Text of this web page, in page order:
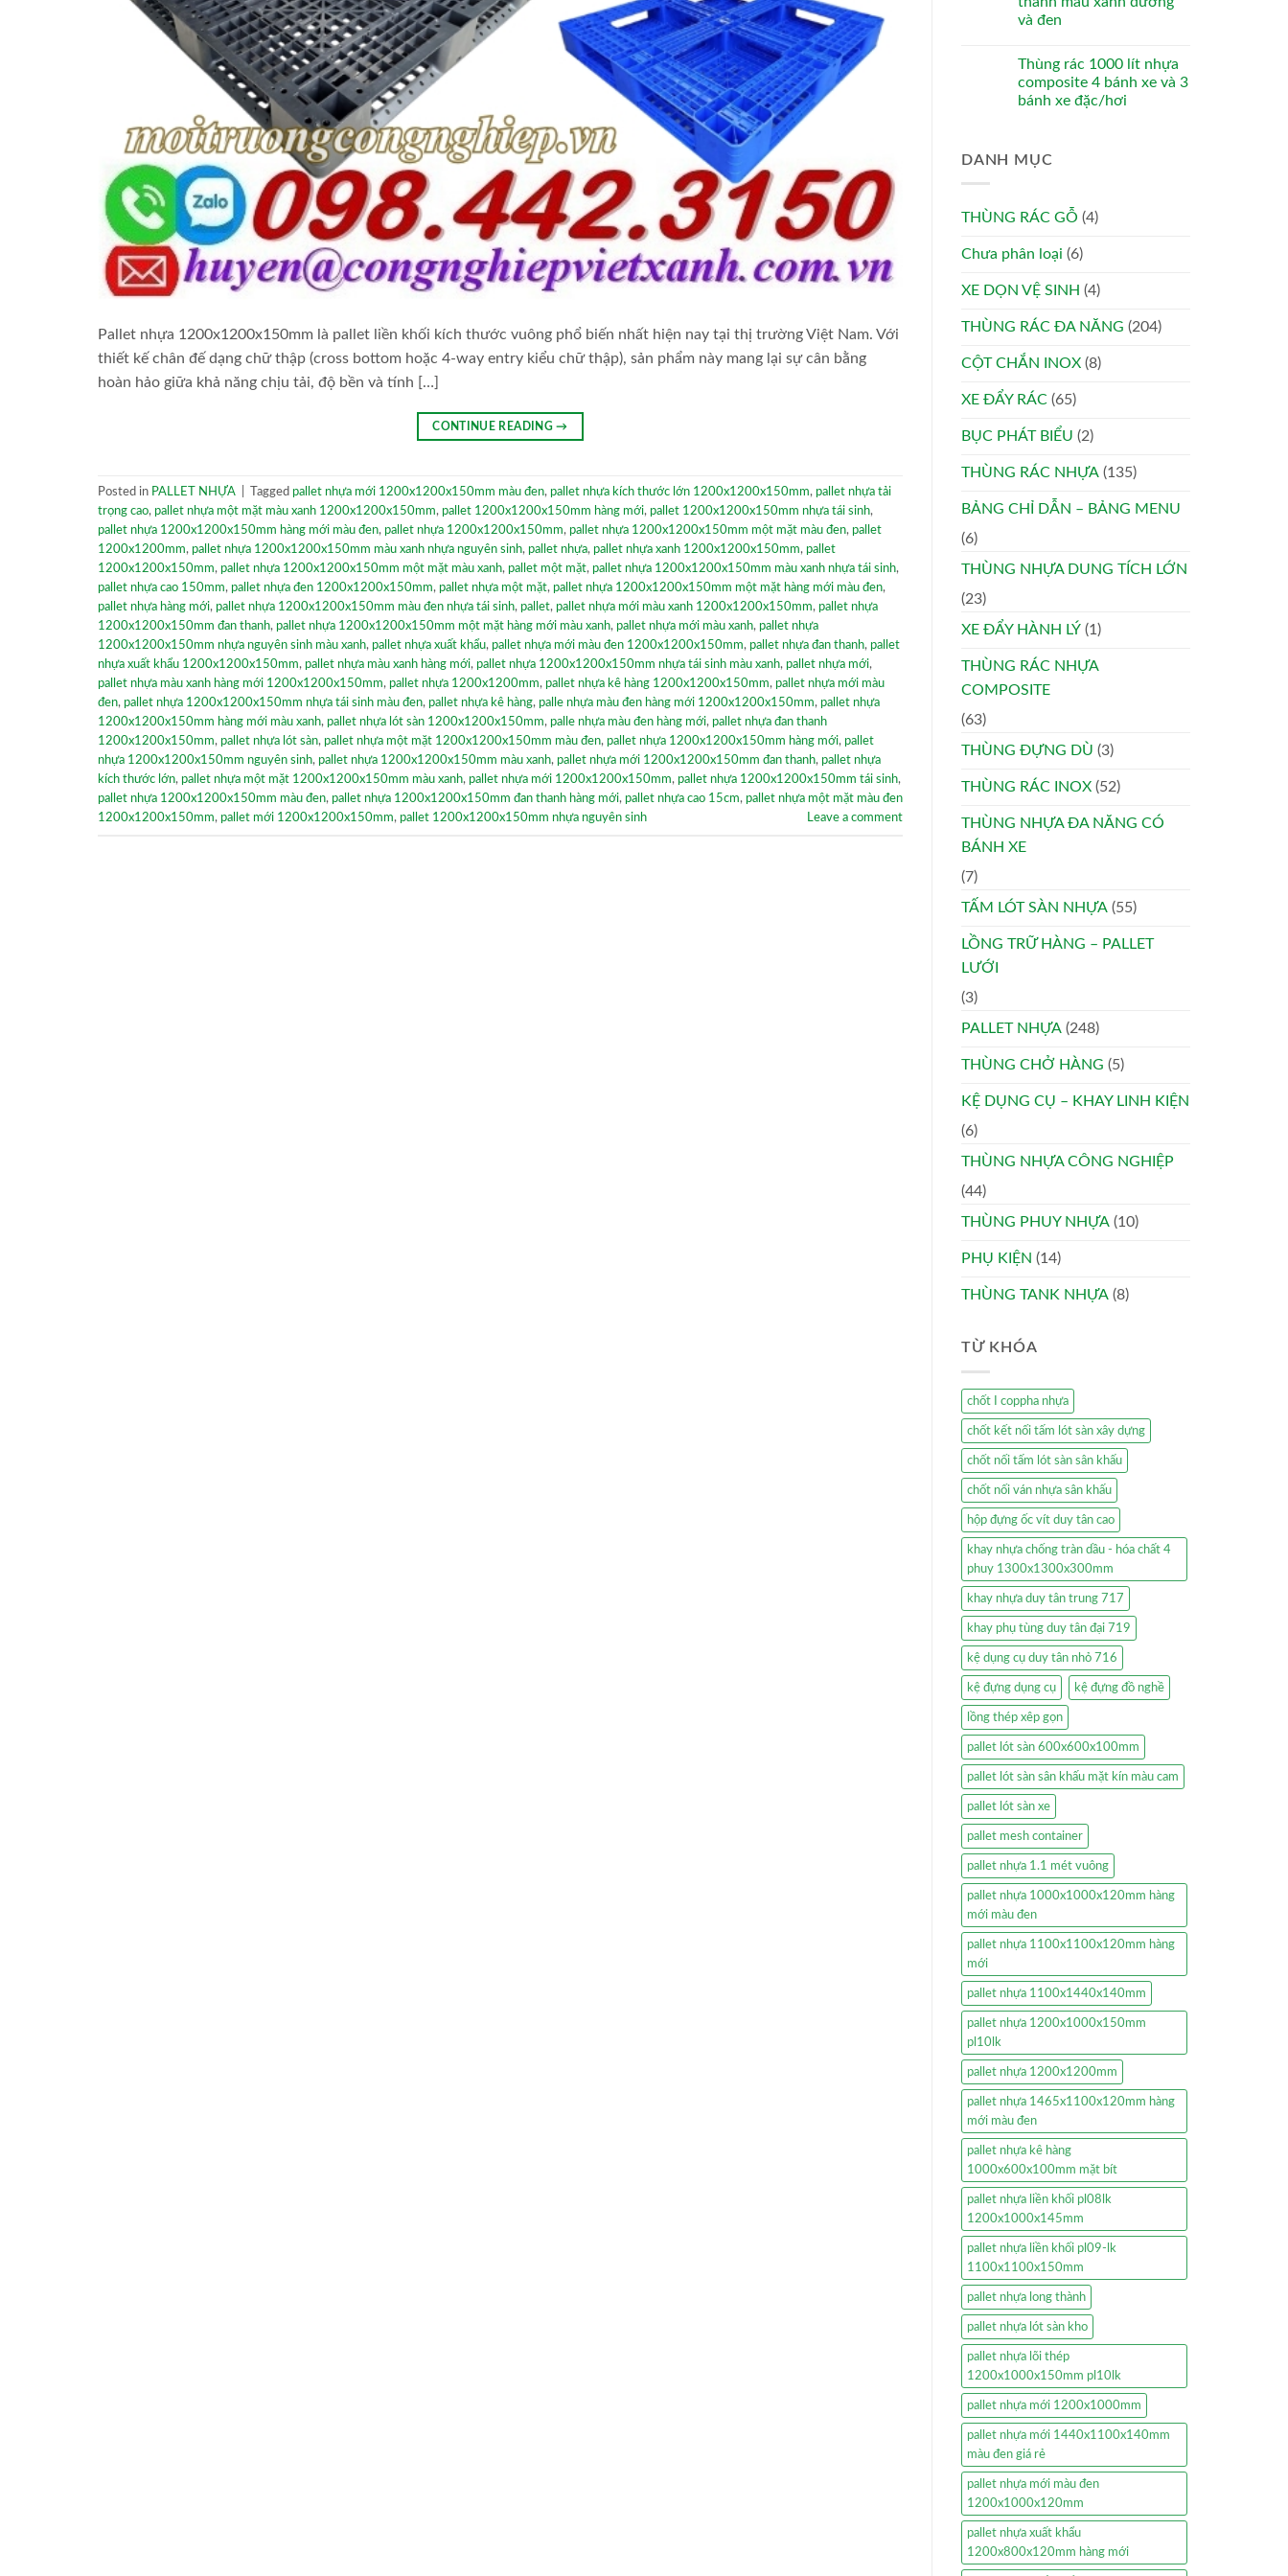
Pallet nhựa 1200x1200x150mm là pallet liền khối kích thước vuông phổ biến nhất hiện nay tại thị trường Việt Nam. Với
thiết kế chân đế dạng chữ thập (cross bottom hoặc 4-way entry kiểu chữ thập), sản phẩm này mang lại sự cân bằng
hoàn hảo giữa khả năng chịu tải, độ bền và tính […]
CONTINUE READING→
Posted in PALLET NHỰA Tagged pallet nhựa mới 1200x1200x150mm màu đen, pallet nhựa kích thước lớn 1200x1200x150mm, pallet nhựa tải
trọng cao, pallet nhựa một mặt màu xanh 1200x1200x150mm, pallet 1200x1200x150mm hàng mới, pallet 1200x1200x150mm nhựa tái sinh,
pallet nhựa 1200x1200x150mm hàng mới màu đen, pallet nhựa 1200x1200x150mm, pallet nhựa 1200x1200x150mm một mặt màu đen, pallet
1200x1200mm, pallet nhựa 1200x1200x150mm màu xanh nhựa nguyên sinh, pallet nhựa, pallet nhựa xanh 1200x1200x150mm, pallet
1200x1200x150mm, pallet nhựa 1200x1200x150mm một mặt màu xanh, pallet một mặt, pallet nhựa 1200x1200x150mm màu xanh nhựa tái sinh,
pallet nhựa cao 150mm, pallet nhựa đen 1200x1200x150mm, pallet nhựa một mặt, pallet nhựa 1200x1200x150mm một mặt hàng mới màu đen,
pallet nhựa hàng mới, pallet nhựa 1200x1200x150mm màu đen nhựa tái sinh, pallet, pallet nhựa mới màu xanh 1200x1200x150mm, pallet nhựa
1200x1200x150mm đan thanh, pallet nhựa 1200x1200x150mm một mặt hàng mới màu xanh, pallet nhựa mới màu xanh, pallet nhựa
1200x1200x150mm nhựa nguyên sinh màu xanh, pallet nhựa xuất khẩu, pallet nhựa mới màu đen 1200x1200x150mm, pallet nhựa đan thanh, pallet
nhựa xuất khẩu 1200x1200x150mm, pallet nhựa màu xanh hàng mới, pallet nhựa 1200x1200x150mm nhựa tái sinh màu xanh, pallet nhựa mới,
pallet nhựa màu xanh hàng mới 1200x1200x150mm, pallet nhựa 1200x1200mm, pallet nhựa kê hàng 1200x1200x150mm, pallet nhựa mới màu
đen, pallet nhựa 1200x1200x150mm nhựa tái sinh màu đen, pallet nhựa kê hàng, palle nhựa màu đen hàng mới 1200x1200x150mm, pallet nhựa
1200x1200x150mm hàng mới màu xanh, pallet nhựa lót sàn 1200x1200x150mm, palle nhựa màu đen hàng mới, pallet nhựa đan thanh
1200x1200x150mm, pallet nhựa lót sàn, pallet nhựa một mặt 1200x1200x150mm màu đen, pallet nhựa 1200x1200x150mm hàng mới, pallet
nhựa 1200x1200x150mm nguyên sinh, pallet nhựa 1200x1200x150mm màu xanh, pallet nhựa mới 1200x1200x150mm đan thanh, pallet nhựa
kích thước lớn, pallet nhựa một mặt 1200x1200x150mm màu xanh, pallet nhựa mới 1200x1200x150mm, pallet nhựa 1200x1200x150mm tái sinh,
pallet nhựa 1200x1200x150mm màu đen, pallet nhựa 1200x1200x150mm đan thanh hàng mới, pallet nhựa cao 15cm, pallet nhựa một mặt màu đen
1200x1200x150mm, pallet mới 1200x1200x150mm, pallet 1200x1200x150mm nhựa nguyên sinh Leave a comment
và đen
Thùng rác 1000 lít nhựa
composite 4 bánh xe và 3
bánh xe đặc/hơi
DANH MỤC
THÙNG RÁC GỖ (4)
Chưa phân loại (6)
XE DỌN VỆ SINH (4)
THÙNG RÁC ĐA NĂNG (204)
CỘT CHẮN INOX (8)
XE ĐẨY RÁC (65)
BỤC PHÁT BIỂU (2)
THÙNG RÁC NHỰA (135)
BẢNG CHỈ DẪN – BẢNG MENU
(6)
THÙNG NHỰA DUNG TÍCH LỚN
(23)
XE ĐẨY HÀNH LÝ (1)
THÙNG RÁC NHỰA
COMPOSITE
(63)
THÙNG ĐỰNG DÙ (3)
THÙNG RÁC INOX (52)
THÙNG NHỰA ĐA NĂNG CÓ
BÁNH XE
(7)
TẤM LÓT SÀN NHỰA (55)
LỒNG TRỮ HÀNG – PALLET
LƯỚI
(3)
PALLET NHỰA (248)
THÙNG CHỞ HÀNG (5)
KỆ DỤNG CỤ – KHAY LINH KIỆN
(6)
THÙNG NHỰA CÔNG NGHIỆP
(44)
THÙNG PHUY NHỰA (10)
PHỤ KIỆN (14)
THÙNG TANK NHỰA (8)
TỪ KHÓA
chốt I coppha nhựa
chốt kết nối tấm lót sàn xây dựng
chốt nối tấm lót sàn sân khấu
chốt nối ván nhựa sân khấu
hộp đựng ốc vít duy tân cao
khay nhựa chống tràn dầu - hóa chất 4
phuy 1300x1300x300mm
khay nhựa duy tân trung 717
khay phụ tùng duy tân đại 719
kệ dụng cụ duy tân nhỏ 716
kệ đựng dụng cụ kệ đựng đồ nghề
lồng thép xêp gọn
pallet lót sàn 600x600x100mm
pallet lót sàn sân khấu mặt kín màu cam
pallet lót sàn xe
pallet mesh container
pallet nhựa 1.1 mét vuông
pallet nhựa 1000x1000x120mm hàng
mới màu đen
pallet nhựa 1100x1100x120mm hàng
mới
pallet nhựa 1100x1440x140mm
pallet nhựa 1200x1000x150mm
pl10lk
pallet nhựa 1200x1200mm
pallet nhựa 1465x1100x120mm hàng
mới màu đen
pallet nhựa kê hàng
1000x600x100mm mặt bít
pallet nhựa liền khối pl08lk
1200x1000x145mm
pallet nhựa liền khối pl09-lk
1100x1100x150mm
pallet nhựa long thành
pallet nhựa lót sàn kho
pallet nhựa lõi thép
1200x1000x150mm pl10lk
pallet nhựa mới 1200x1000mm
pallet nhựa mới 1440x1100x140mm
màu đen giá rẻ
pallet nhựa mới màu đen
1200x1000x120mm
pallet nhựa xuất khẩu
1200x800x120mm hàng mới